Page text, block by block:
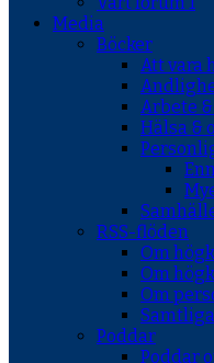
Media
Böcker
Att vara
Arbete
Hälsa &
RSS-flöden
Om
Om
Om
Poddar
Poddar